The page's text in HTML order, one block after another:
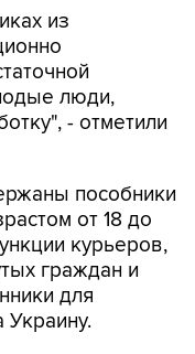
из
люди,
- отметили
пособники
от 18 до
курьеров,
граждан и
для
Украину.